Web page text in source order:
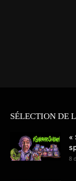
SÉLECTION DE
«
8